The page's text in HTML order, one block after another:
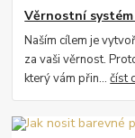
Věrnostní
Naším cílem je
za vaši věrnost.
který vám přin...číst